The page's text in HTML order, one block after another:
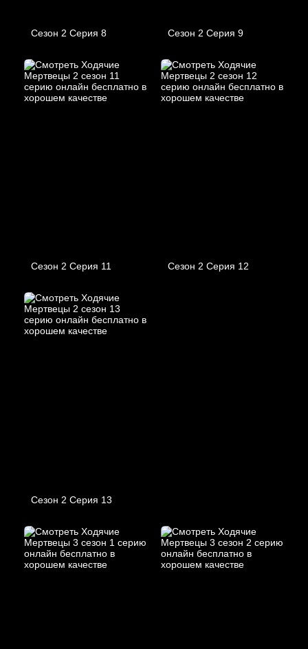
Сезон 2 Серия 8 Сезон 2 Серия 9
Сезон 2 Серия 11 Сезон 2 Серия 12
Сезон 2 Серия 13